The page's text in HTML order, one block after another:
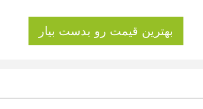
بهترین قیمت رو بدست بیار